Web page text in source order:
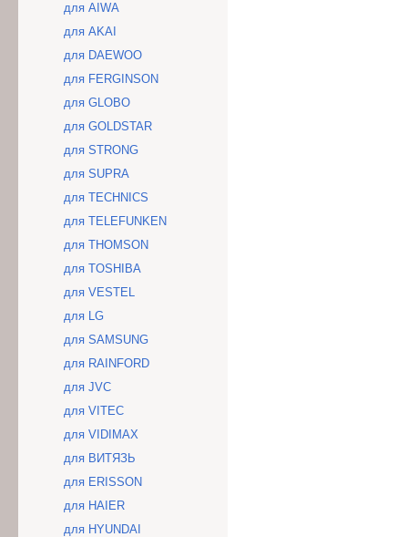
для AIWA
для AKAI
для DAEWOO
для FERGINSON
для GLOBO
для GOLDSTAR
для STRONG
для SUPRA
для TECHNICS
для TELEFUNKEN
для THOMSON
для TOSHIBA
для VESTEL
для LG
для SAMSUNG
для RAINFORD
для JVC
для VITEC
для VIDIMAX
для ВИТЯЗЬ
для ERISSON
для HAIER
для HYUNDAI